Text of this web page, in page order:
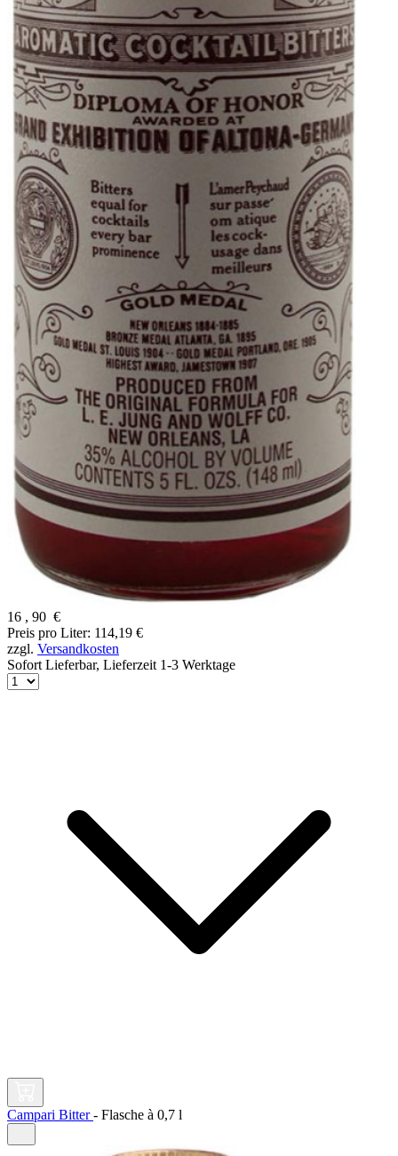
16 , 90 €
Preis pro Liter: 114,19 €
zzgl. Versandkosten
Sofort Lieferbar, Lieferzeit 1-3 Werktage
Campari Bitter- Flasche à 0,7 l